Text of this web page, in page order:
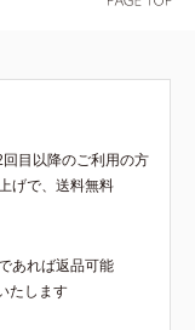
安定性を実現。毛穴の目
トラ2-ヘキシルデカン酸
、天然ビタミンE、イ
ンゴ糖脂質*2 角層内*3
よりキメを整えて毛穴を
する*4 洗浄による汚れ
目以降のご利用の方
げで、送料無料
あれば返品可能
たします